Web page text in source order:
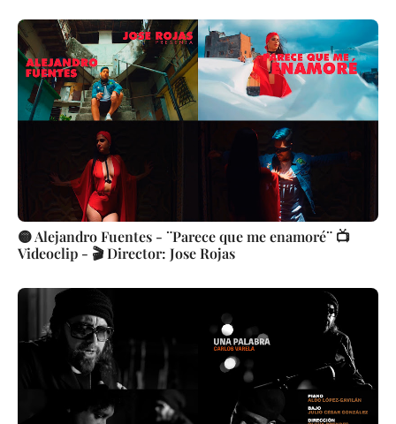
🟡 Alejandro Fuentes - ¨Parece que me enamoré¨ 📺
Videoclip - 🎬 Director: Jose Rojas